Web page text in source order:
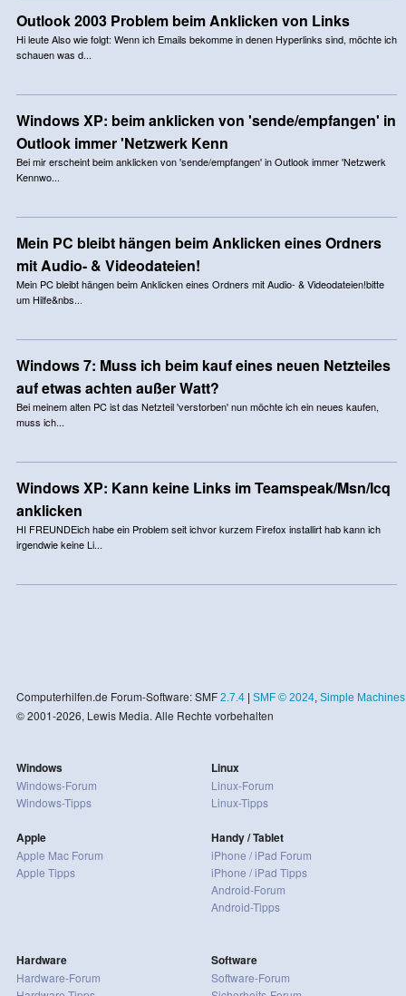
Outlook 2003 Problem beim Anklicken von Links
Hi leute Also wie folgt: Wenn ich Emails bekomme in denen Hyperlinks sind, möchte ich
schauen was d...
Windows XP: beim anklicken von 'sende/empfangen' in
Outlook immer 'Netzwerk Kenn
Bei mir erscheint beim anklicken von 'sende/empfangen' in Outlook immer 'Netzwerk
Kennwo...
Mein PC bleibt hängen beim Anklicken eines Ordners
mit Audio- & Videodateien!
Mein PC bleibt hängen beim Anklicken eines Ordners mit Audio- & Videodateien!bitte
um Hilfe&nbs...
Windows 7: Muss ich beim kauf eines neuen Netzteiles
auf etwas achten außer Watt?
Bei meinem alten PC ist das Netzteil 'verstorben' nun möchte ich ein neues kaufen,
muss ich...
Windows XP: Kann keine Links im Teamspeak/Msn/Icq
anklicken
HI FREUNDEich habe ein Problem seit ichvor kurzem Firefox installirt hab kann ich
irgendwie keine Li...
Computerhilfen.de Forum-Software: SMF 2.7.4| SMF © 2024, Simple Machines
© 2001-2026, Lewis Media. Alle Rechte vorbehalten
Windows
Windows-Forum
Windows-Tipps
Apple
Apple Mac Forum
Apple Tipps
Linux
Linux-Forum
Linux-Tipps
Handy / Tablet
iPhone / iPad Forum
iPhone / iPad Tipps
Android-Forum
Android-Tipps
Hardware
Hardware-Forum
Software
Software-Forum